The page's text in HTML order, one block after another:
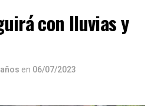
con lluvias y
en 06/07/2023